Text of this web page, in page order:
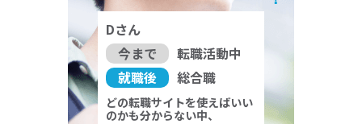
Dさん
今まで
転職活動中
就職後
総合職
どの転職サイトを使えばいい
のかも分からない中、